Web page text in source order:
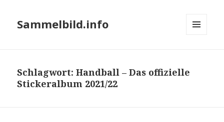
Sammelbild.info
Schlagwort:Handball – Das offizielle
Stickeralbum 2021/22